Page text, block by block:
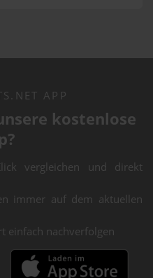
APP
kostenlose
vergleichen und direkt
immer auf dem aktuellen
einfach nachverfolgen